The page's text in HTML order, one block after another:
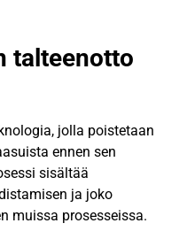
talteenotto
jolla poistetaan
ennen sen
sisältää
ja joko
muissa prosesseissa.